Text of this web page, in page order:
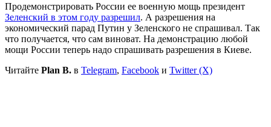
Продемонстрировать России ее военную мощь президент
Зеленский в этом году разрешил. А разрешения на
экономический парад Путин у Зеленского не спрашивал. Так
что получается, что сам виноват. На демонстрацию любой
мощи России теперь надо спрашивать разрешения в Киеве.
Читайте Plan B. в Telegram, Facebook и Twitter (X)